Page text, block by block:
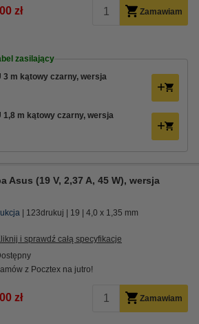
zł Zamawiam
zasilający
3 m kątowy czarny, wersja
1,8 m kątowy czarny, wersja
Asus (19 V, 2,37 A, 45 W), wersja
123drukuj 19 4,0 x 1,35 mm
i sprawdź całą specyfikacje
z Pocztex na jutro!
zł Zamawiam